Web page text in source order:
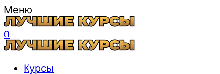
Меню
0
Курсы